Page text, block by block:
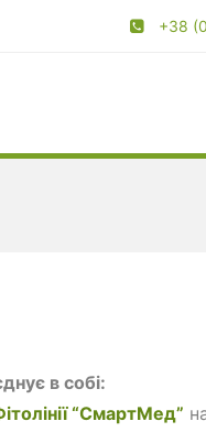
+38
в собі:
“СмартМед”